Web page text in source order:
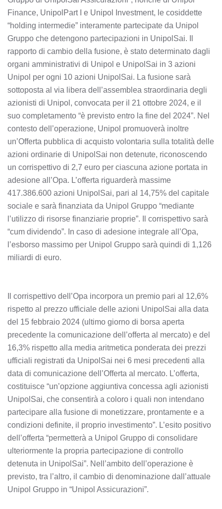
Finance, UnipolPart I e Unipol Investment, le cosiddette
“holding intermedie” interamente partecipate da Unipol
Gruppo che detengono partecipazioni in UnipolSai. Il
rapporto di cambio della fusione, è stato determinato dagli
organi amministrativi di Unipol e UnipolSai in 3 azioni
Unipol per ogni 10 azioni UnipolSai. La fusione sarà
sottoposta al via libera dell’assemblea straordinaria degli
azionisti di Unipol, convocata per il 21 ottobre 2024, e il
suo completamento “è previsto entro la fine del 2024”. Nel
contesto dell’operazione, Unipol promuoverà inoltre
un’Offerta pubblica di acquisto volontaria sulla totalità delle
azioni ordinarie di UnipolSai non detenute, riconoscendo
un corrispettivo di 2,7 euro per ciascuna azione portata in
adesione all’Opa. L’offerta riguarderà massime
417.386.600 azioni UnipolSai, pari al 14,75% del capitale
sociale e sarà finanziata da Unipol Gruppo “mediante
l’utilizzo di risorse finanziarie proprie”. Il corrispettivo sarà
“cum dividendo”. In caso di adesione integrale all’Opa,
l’esborso massimo per Unipol Gruppo sarà quindi di 1,126
miliardi di euro.
Il corrispettivo dell’Opa incorpora un premio pari al 12,6%
rispetto al prezzo ufficiale delle azioni UnipolSai alla data
del 15 febbraio 2024 (ultimo giorno di borsa aperta
precedente la comunicazione dell’offerta al mercato) e del
16,3% rispetto alla media aritmetica ponderata dei prezzi
ufficiali registrati da UnipolSai nei 6 mesi precedenti alla
data di comunicazione dell’Offerta al mercato. L’offerta,
costituisce “un’opzione aggiuntiva concessa agli azionisti
UnipolSai, che consentirà a coloro i quali non intendano
partecipare alla fusione di monetizzare, prontamente e a
condizioni definite, il proprio investimento”. L’esito positivo
dell’offerta “permetterà a Unipol Gruppo di consolidare
ulteriormente la propria partecipazione di controllo
detenuta in UnipolSai”. Nell’ambito dell’operazione è
previsto, tra l’altro, il cambio di denominazione dall’attuale
Unipol Gruppo in “Unipol Assicurazioni”.